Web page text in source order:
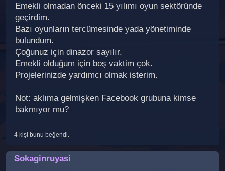
Emekli olmadan önceki 15 yılımı oyun sektöründe
geçirdim.
Bazı oyunların tercümesinde yada yönetiminde
bulundum.
Çoğunuz için dinazor sayılır.
Emekli olduğum için boş vaktim çok.
Projelerinizde yardımcı olmak isterim.
Not: aklıma gelmişken Facebook grubuna kimse
bakmıyor mu?
4 kişi bunu beğendi.
Sokaginruyasi